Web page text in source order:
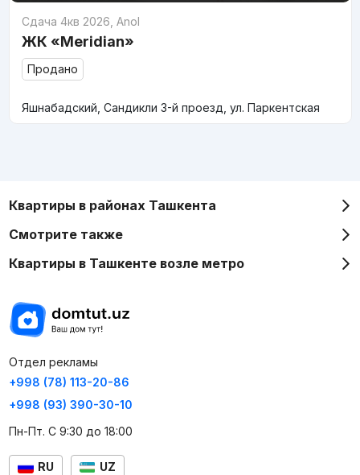
Сдача 4кв 2026 Anol
ЖК «Meridian»
Продано
Яшнабадский, Сандикли 3-й проезд, ул. Паркентская
Квартиры в районах Ташкента
Смотрите также
Квартиры в Ташкенте возле метро
Отдел рекламы
+998 (78) 113-20-86
+998 (93) 390-30-10
Пн-Пт. С 9:30 до 18:00
RU UZ